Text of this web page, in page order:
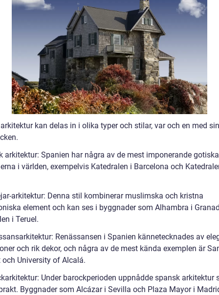
kan delas in i olika typer och stilar, var och en med
arkitektur: Spanien har några av de mest imponerande gotiska
i världen, exempelvis Katedralen i Barcelona och
arkitektur: Denna stil kombinerar muslimska och kristna
element och kan ses i byggnader som Alhambra i
i Teruel.
Renässansen i Spanien kännetecknades av
och rik dekor, och några av de mest kända exemplen är
University of Alcalá.
Under barockperioden uppnådde spansk arkitektur
Byggnader som Alcázar i Sevilla och Plaza Mayor i